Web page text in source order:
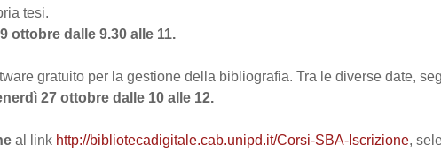
tesi.
ottobre dalle 9.30 alle 11.
gratuito per la gestione della bibliografia. Tra le diverse date,
27 ottobre dalle 10 alle 12.
al link http://bibliotecadigitale.cab.unipd.it/Corsi-SBA-Iscrizione,